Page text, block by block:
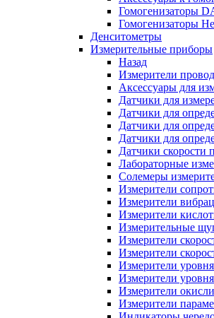
Гомогенизаторы
Гомогенизаторы
Денситометры
Измерительные приборы
Назад
Измерители
Аксессуары для
Датчики для
Датчики для
Датчики для
Датчики для
Датчики скорости
Лабораторные
Солемеры
Измерители
Измерители
Измерители
Измерительные
Измерители
Измерители
Измерители
Измерители
Измерители
Измерители